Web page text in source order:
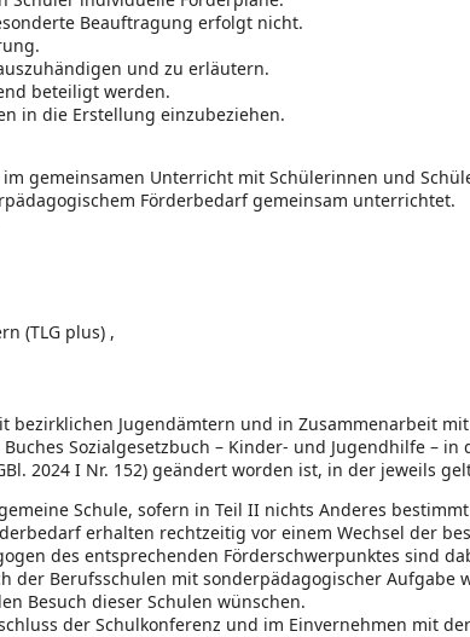
Beauftragung erfolgt nicht.
und zu erläutern.
beteiligt werden.
in die Erstellung einzubeziehen.
gemeinsamen Unterricht mit Schülerinnen und
Förderbedarf gemeinsam unterrichtet.
(TLG plus) ,
bezirklichen Jugendämtern und in Zusammenarbeit
Sozialgesetzbuch – Kinder- und Jugendhilfe –
2024 I Nr. 152) geändert worden ist, in der jeweils
Schule, sofern in Teil II nichts Anderes
erhalten rechtzeitig vor einem Wechsel der
des entsprechenden Förderschwerpunktes sind
der Berufsschulen mit sonderpädagogischer
Besuch dieser Schulen wünschen.
der Schulkonferenz und im Einvernehmen mit